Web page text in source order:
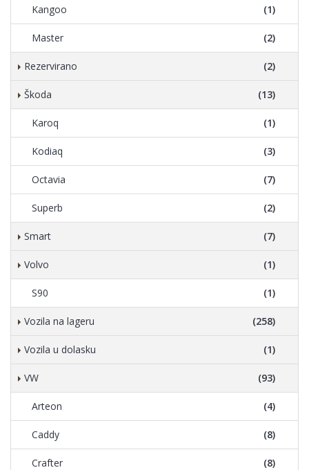
Kangoo (1)
Master (2)
Rezervirano (2)
Škoda (13)
Karoq (1)
Kodiaq (3)
Octavia (7)
Superb (2)
Smart (7)
Volvo (1)
S90 (1)
Vozila na lageru (258)
Vozila u dolasku (1)
VW (93)
Arteon (4)
Caddy (8)
Crafter (8)